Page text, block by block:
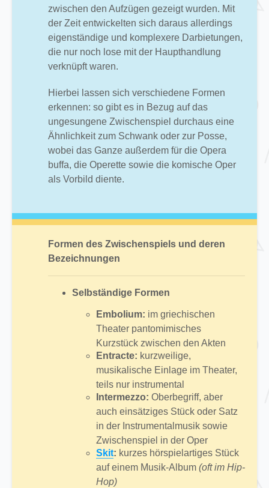
zwischen den Aufzügen gezeigt wurden. Mit
der Zeit entwickelten sich daraus allerdings
eigenständige und komplexere Darbietungen,
die nur noch lose mit der Haupthandlung
verknüpft waren.
Hierbei lassen sich verschiedene Formen
erkennen: so gibt es in Bezug auf das
ungesungene Zwischenspiel durchaus eine
Ähnlichkeit zum Schwank oder zur Posse,
wobei das Ganze außerdem für die Opera
buffa, die Operette sowie die komische Oper
als Vorbild diente.
Formen des Zwischenspiels und deren
Bezeichnungen
Selbständige Formen
Embolium: im griechischen
Theater pantomimisches
Kurzstück zwischen den Akten
Entracte: kurzweilige,
musikalische Einlage im Theater,
teils nur instrumental
Intermezzo: Oberbegriff, aber
auch einsätziges Stück oder Satz
in der Instrumentalmusik sowie
Zwischenspiel in der Oper
Skit: kurzes hörspielartiges Stück
auf einem Musik-Album (oft im Hip-
Hop)